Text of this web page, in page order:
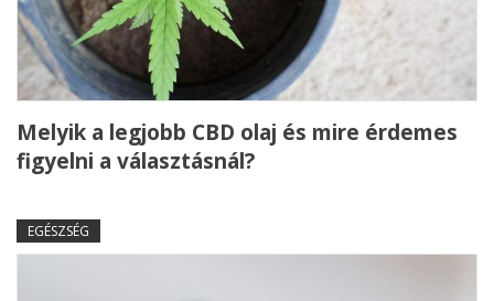
Melyik a legjobb CBD olaj és mire érdemes
figyelni a választásnál?
EGÉSZSÉG